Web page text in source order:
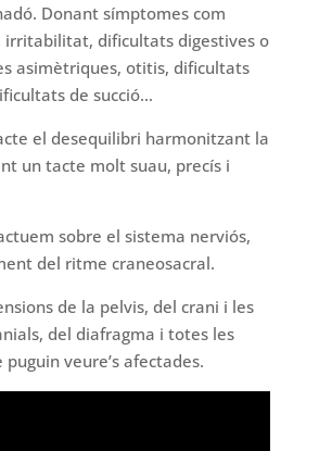
Donant símptomes com
irritabilitat, dificultats digestives o
asimètriques, otitis, dificultats
de succió…
el desequilibri harmonitzant la
un tacte molt suau, precís i
sobre el sistema nerviós,
del ritme craneosacral.
de la pelvis, del crani i les
del diafragma i totes les
veure’s afectades.